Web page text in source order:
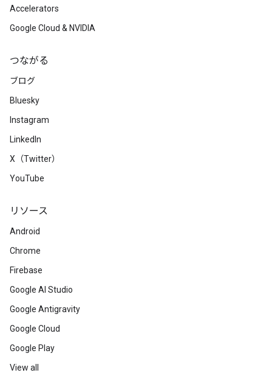
Accelerators
Google Cloud & NVIDIA
つながる
ブログ
Bluesky
Instagram
LinkedIn
X（Twitter）
YouTube
リソース
Android
Chrome
Firebase
Google AI Studio
Google Antigravity
Google Cloud
Google Play
View all